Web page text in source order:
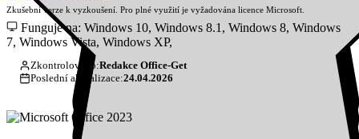
Zkušební verze k vyzkoušení. Pro plné využití je vyžadována licence Microsoft.
Funguje na: Windows 10, Windows 8.1, Windows 8, Windows
7, Windows Vista, Windows XP,
Zkontrolováno:Redakce Office-Get
Poslední aktualizace:24.04.2026